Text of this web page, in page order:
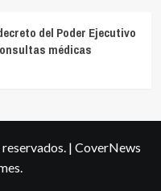
del Poder Ejecutivo
médicas
| CoverNews